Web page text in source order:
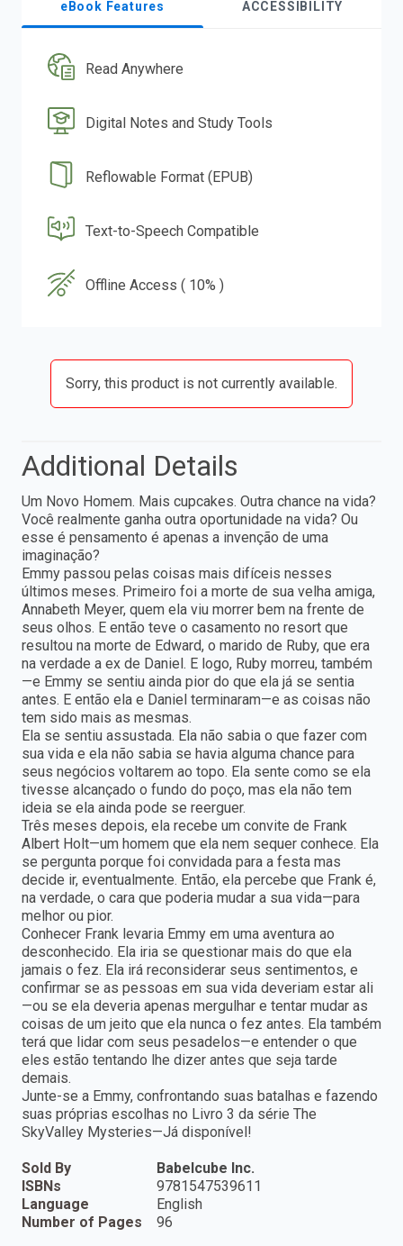
eBook Features ACCESSIBILITY
Read Anywhere
Digital Notes and Study Tools
Reflowable Format (EPUB)
Text-to-Speech Compatible
Offline Access ( 10% )
Sorry, this product is not currently available.
Additional Details
Um Novo Homem. Mais cupcakes. Outra chance na vida?
Você realmente ganha outra oportunidade na vida? Ou
esse é pensamento é apenas a invenção de uma
imaginação?
Emmy passou pelas coisas mais difíceis nesses
últimos meses. Primeiro foi a morte de sua velha amiga,
Annabeth Meyer, quem ela viu morrer bem na frente de
seus olhos. E então teve o casamento no resort que
resultou na morte de Edward, o marido de Ruby, que era
na verdade a ex de Daniel. E logo, Ruby morreu, também
—e Emmy se sentiu ainda pior do que ela já se sentia
antes. E então ela e Daniel terminaram—e as coisas não
tem sido mais as mesmas.
Ela se sentiu assustada. Ela não sabia o que fazer com
sua vida e ela não sabia se havia alguma chance para
seus negócios voltarem ao topo. Ela sente como se ela
tivesse alcançado o fundo do poço, mas ela não tem
ideia se ela ainda pode se reerguer.
Três meses depois, ela recebe um convite de Frank
Albert Holt—um homem que ela nem sequer conhece. Ela
se pergunta porque foi convidada para a festa mas
decide ir, eventualmente. Então, ela percebe que Frank é,
na verdade, o cara que poderia mudar a sua vida—para
melhor ou pior.
Conhecer Frank levaria Emmy em uma aventura ao
desconhecido. Ela iria se questionar mais do que ela
jamais o fez. Ela irá reconsiderar seus sentimentos, e
confirmar se as pessoas em sua vida deveriam estar ali
—ou se ela deveria apenas mergulhar e tentar mudar as
coisas de um jeito que ela nunca o fez antes. Ela também
terá que lidar com seus pesadelos—e entender o que
eles estão tentando lhe dizer antes que seja tarde
demais.
Junte-se a Emmy, confrontando suas batalhas e fazendo
suas próprias escolhas no Livro 3 da série The
SkyValley Mysteries—Já disponível!
Sold By
Babelcube Inc.
ISBNs
9781547539611
Language
English
Number of Pages
96